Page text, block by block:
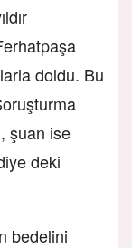
doldu. Bu
şuan ise
deki
bedelini